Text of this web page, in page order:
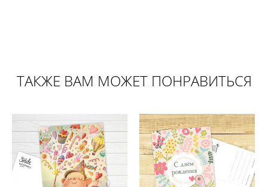
ТАКЖЕ ВАМ МОЖЕТ ПОНРАВИТЬСЯ